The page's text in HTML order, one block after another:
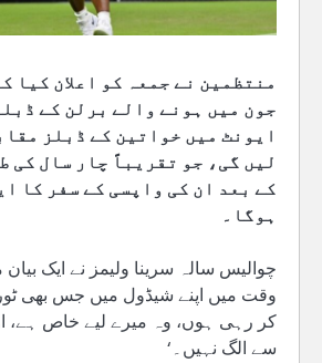
منتظمین نے جمعہ کو اعلان کیا
جون میں ہونے والے برلن کے
ایونٹ میں خواتین کے ڈبلز
لیں گی، جو تقریباً چار سال کی
کے بعد ان کی واپسی کے سفر کا
ہوگا۔
چوالیس سالہ سرینا ولیمز نے ایک
وقت میں اپنے شیڈول میں جس بھی
کر رہی ہوں، وہ میرے لیے خاص ہے،
سے الگ نہیں۔‘